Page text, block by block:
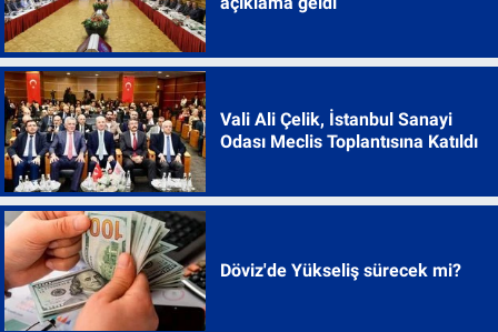
Vali Ali Çelik, İstanbul Sanayi
Odası Meclis Toplantısına Katıldı
Döviz'de Yükseliş sürecek mi?